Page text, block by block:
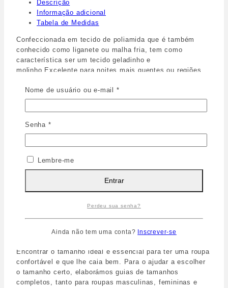
Descrição
Informação adicional
Tabela de Medidas
Confeccionada em tecido de poliamida que é também
conhecido como liganete ou malha fria, tem como
característica ser um tecido geladinho e
molinho.Excelente para noites mais quentes ou regiões
Camisola de alça fixa e regulável.
Busto anatômico duplo com renda guipuir no decote do
busto.
Modelagem mais larguinha na parte de baixo e
Peso
0,20 g
10 × 10 × 10 cm
Encontrar o tamanho ideal é essencial para ter uma roupa
confortável e que lhe caia bem. Para o ajudar a escolher
o tamanho certo, elaborámos guias de tamanhos
completos, tanto para roupas masculinas, femininas e
Nome de usuário ou e-mail *
Senha *
Lembre-me
Entrar
Perdeu sua senha?
Ainda não tem uma conta? Inscrever-se